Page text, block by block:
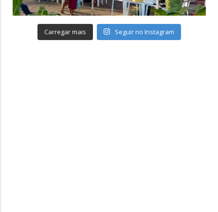
Carregar mais Seguir no Instagram